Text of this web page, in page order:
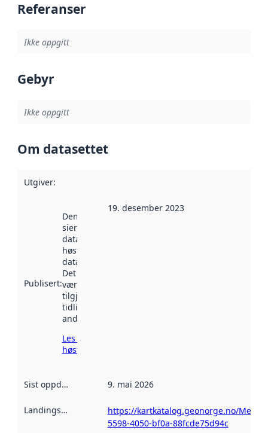
Referanser
Ikke oppgitt
Gebyr
Ikke oppgitt
Om datasettet
Utgiver:
Publisert:
Denne datoen
sier når
datasettet ble
høstet av
data.norge.no.
Det kan ha
vært
tilgjengelig
tidligere
andre steder.
Les mer om
høsting her
19. desember 2023
Sist oppdatert 9. mai 2026
Landingsside
https://kartkatalog.geonorge.no/
5598-4050-bf0a-88fcde75d94c